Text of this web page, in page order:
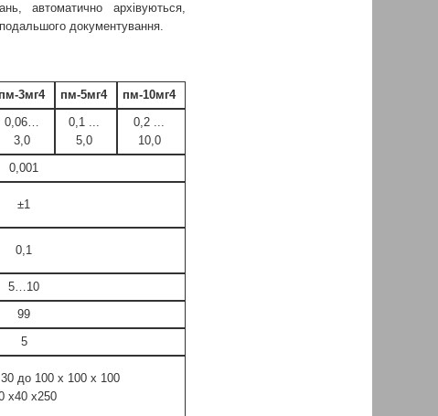
автоматично архівуються,
документування.
пм-3мг4 пм-5мг4 пм-10мг4
0,06…
3,0
0,1 ...
5,0
0,2 ...
10,0
0,001
±1
0,1
5…10
99
5
до 100 x 100 x 100
x40 x250